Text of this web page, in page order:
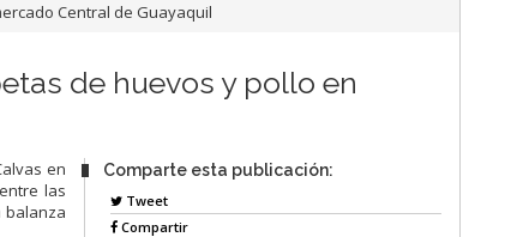
Central de Guayaquil
de huevos y pollo en
en
tre las
balanza
Comparte esta publicación:
Tweet
Compartir